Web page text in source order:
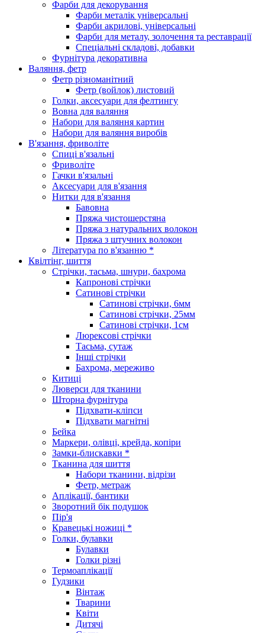
Фарби для декорування
Фарби металік універсальні
Фарби акрилові, універсальні
Фарби для металу, золочення та реставрації
Спеціальні складові, добавки
Фурнітура декоративна
Валяння, фетр
Фетр різноманітний
Фетр (войлок) листовий
Голки, аксесуари для фелтингу
Вовна для валяння
Набори для валяння картин
Набори для валяння виробів
В'язання, фриволіте
Спиці в'язальні
Фриволіте
Гачки в'язальні
Аксесуари для в'язання
Нитки для в'язання
Бавовна
Пряжа чистошерстяна
Пряжа з натуральних волокон
Пряжа з штучних волокон
Література по в'язанню *
Квілтінг, шиття
Стрічки, тасьма, шнури, бахрома
Капронові стрічки
Сатинові стрічки
Сатинові стрічки, 6мм
Сатинові стрічки, 25мм
Сатинові стрічки, 1см
Люрексові стрічки
Тасьма, сутаж
Інші стрічки
Бахрома, мереживо
Китиці
Люверси для тканини
Шторна фурнітура
Підхвати-кліпси
Підхвати магнітні
Бейка
Маркери, олівці, крейда, копіри
Замки-блискавки *
Тканина для шиття
Набори тканини, відрізи
Фетр, метраж
Аплікації, бантики
Зворотний бік подушок
Пір'я
Кравецькі ножиці *
Голки, булавки
Булавки
Голки різні
Термоаплікації
Гудзики
Вінтаж
Тварини
Квіти
Дитячі